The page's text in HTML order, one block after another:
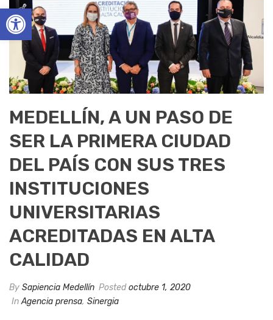
Open toolbar
MEDELLÍN, A UN PASO DE
SER LA PRIMERA CIUDAD
DEL PAÍS CON SUS TRES
INSTITUCIONES
UNIVERSITARIAS
ACREDITADAS EN ALTA
CALIDAD
By Sapiencia Medellín Postedoctubre 1, 2020
InAgencia prensa, Sinergia